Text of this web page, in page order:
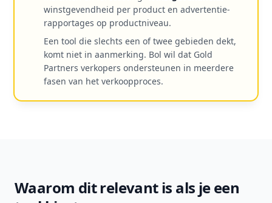
winstgevendheid per product en advertentie-
rapportages op productniveau.
Een tool die slechts een of twee gebieden dekt,
komt niet in aanmerking. Bol wil dat Gold
Partners verkopers ondersteunen in meerdere
fasen van het verkoopproces.
Waarom dit relevant is als je een